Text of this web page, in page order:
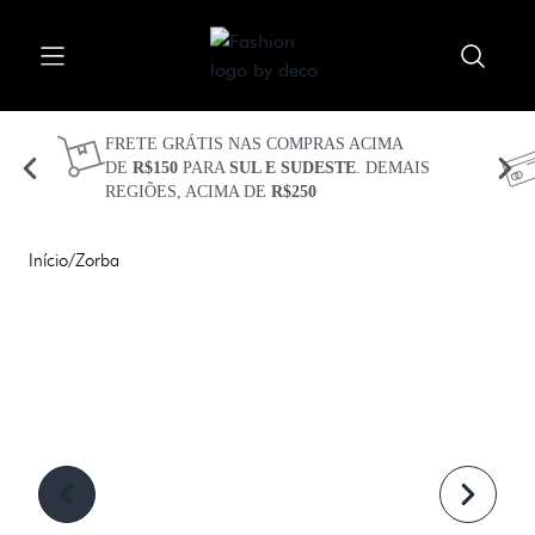
Abrir menu
Fechar menu Meu carrinho
Procurar
CUECAS
KITS
SEJA BEM VINDO(A)
FRETE GRÁTIS NAS COMPRAS ACIMA
DE R$150 PARA SUL E SUDESTE. DEMAIS
REGIÕES, ACIMA DE R$250
Início/Zorba